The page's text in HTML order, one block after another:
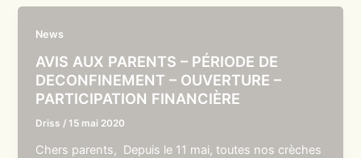
News
AVIS AUX PARENTS – PÉRIODE DE
DECONFINEMENT – OUVERTURE –
PARTICIPATION FINANCIÈRE
Driss /15 mai 2020
Chers parents, Depuis le 11 mai, toutes nos crèches